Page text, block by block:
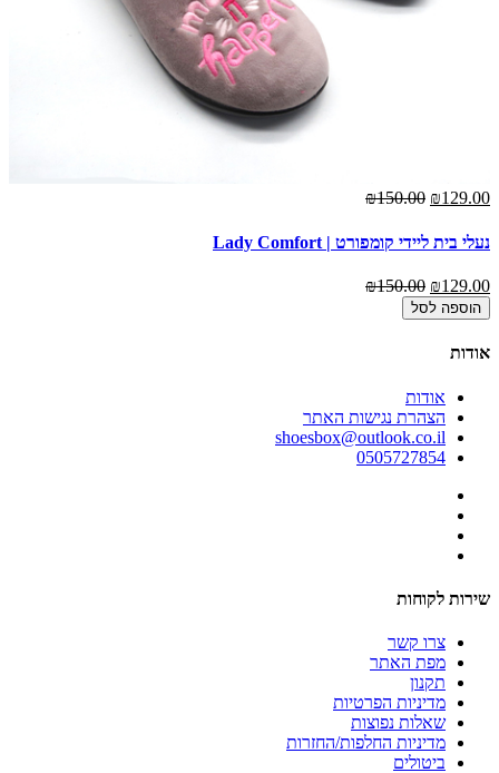
₪129.00
₪150.00
נעלי בית ליידי קומפורט | Lady Comfort
₪129.00
₪150.00
הוספה לסל
אודות
אודות
הצהרת נגישות האתר
shoesbox@outlook.co.il
0505727854
שירות לקוחות
צרו קשר
מפת האתר
תקנון
מדיניות הפרטיות
שאלות נפוצות
מדיניות החלפות/החזרות
ביטולים